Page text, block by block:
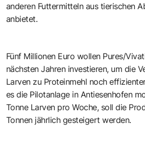
anderen Futtermitteln aus tierischen
anbietet.
Fünf Millionen Euro wollen Pures/
nächsten Jahren investieren, um die
Larven zu Proteinmehl noch
es die Pilotanlage in Antiesenhofen
Tonne Larven pro Woche, soll die
Tonnen jährlich gesteigert werden.